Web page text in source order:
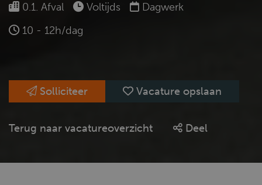
0.1. Afval
Voltijds
Dagwerk
10 - 12h/dag
Solliciteer Vacature opslaan
Terug naar vacatureoverzicht Deel